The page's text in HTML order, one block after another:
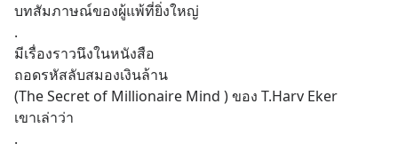
บทสัมภาษณ์ของผู้แพ้ที่ยิ่งใหญ่
.
มีเรื่องราวนึงในหนังสือ
ถอดรหัสลับสมองเงินล้าน
(The Secret of Millionaire Mind ) ของ T.Harv Eker
เขาเล่าว่า
.